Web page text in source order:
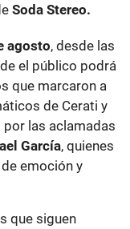
Soda Stereo.
agosto, desde las
el público podrá
que marcaron a
de Cerati y
las aclamadas
García, quienes
emoción y
que siguen